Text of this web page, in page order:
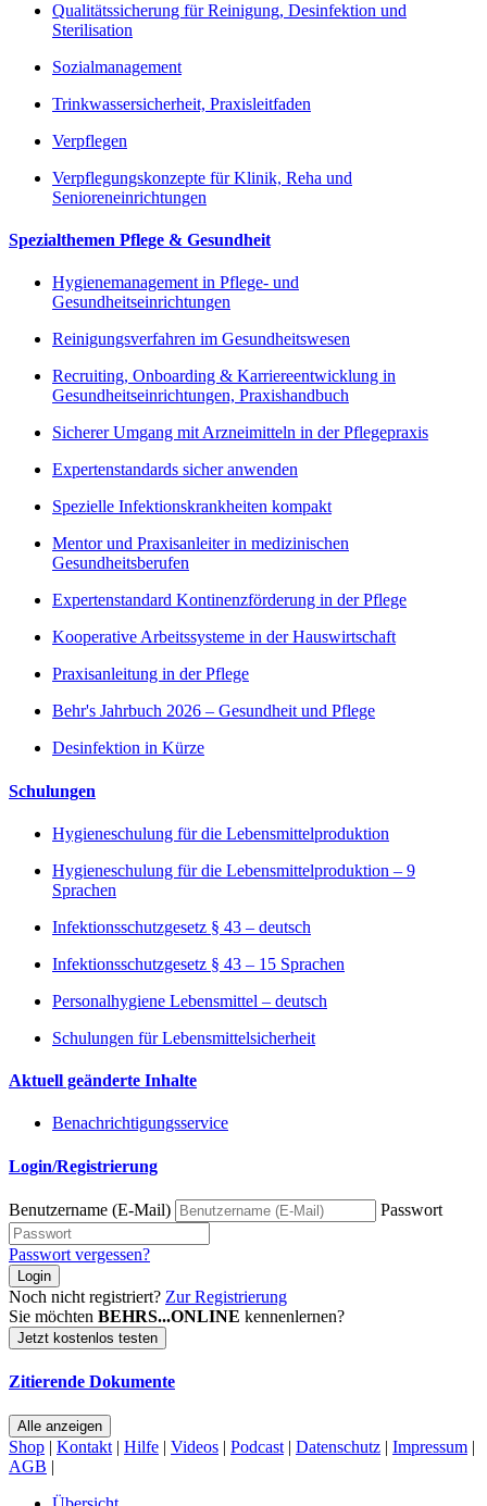
Qualitätssicherung für Reinigung, Desinfektion und
Sterilisation
Sozialmanagement
Trinkwassersicherheit, Praxisleitfaden
Verpflegen
Verpflegungskonzepte für Klinik, Reha und
Senioreneinrichtungen
Spezialthemen Pflege & Gesundheit
Hygienemanagement in Pflege- und
Gesundheitseinrichtungen
Reinigungsverfahren im Gesundheitswesen
Recruiting, Onboarding & Karriereentwicklung in
Gesundheitseinrichtungen, Praxishandbuch
Sicherer Umgang mit Arzneimitteln in der Pflegepraxis
Expertenstandards sicher anwenden
Spezielle Infektionskrankheiten kompakt
Mentor und Praxisanleiter in medizinischen
Gesundheitsberufen
Expertenstandard Kontinenzförderung in der Pflege
Kooperative Arbeitssysteme in der Hauswirtschaft
Praxisanleitung in der Pflege
Behr's Jahrbuch 2026 – Gesundheit und Pflege
Desinfektion in Kürze
Schulungen
Hygieneschulung für die Lebensmittelproduktion
Hygieneschulung für die Lebensmittelproduktion – 9
Sprachen
Infektionsschutzgesetz § 43 – deutsch
Infektionsschutzgesetz § 43 – 15 Sprachen
Personalhygiene Lebensmittel – deutsch
Schulungen für Lebensmittelsicherheit
Aktuell geänderte Inhalte
Benachrichtigungsservice
Login/Registrierung
Benutzername (E-Mail) Passwort
Passwort vergessen?
Login
Noch nicht registriert? Zur Registrierung
Sie möchten BEHRS...ONLINE kennenlernen?
Jetzt kostenlos testen
Zitierende Dokumente
Alle anzeigen
Shop | Kontakt | Hilfe | Videos | Podcast | Datenschutz | Impressum |
AGB |